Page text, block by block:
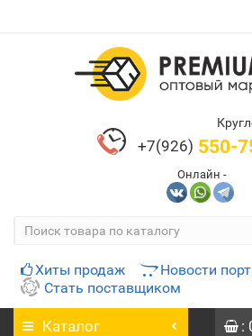
+7(926) 550-
Онлайн -
Хиты продаж Новости
Стать поставщиком
Каталог :